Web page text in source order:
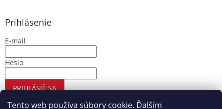
Tento web používa súbory cookie. Ďalším
Prihlásenie
E-mail
Heslo
PRIHLÁSIŤ SA
Nová registrácia Zabudnuté heslo